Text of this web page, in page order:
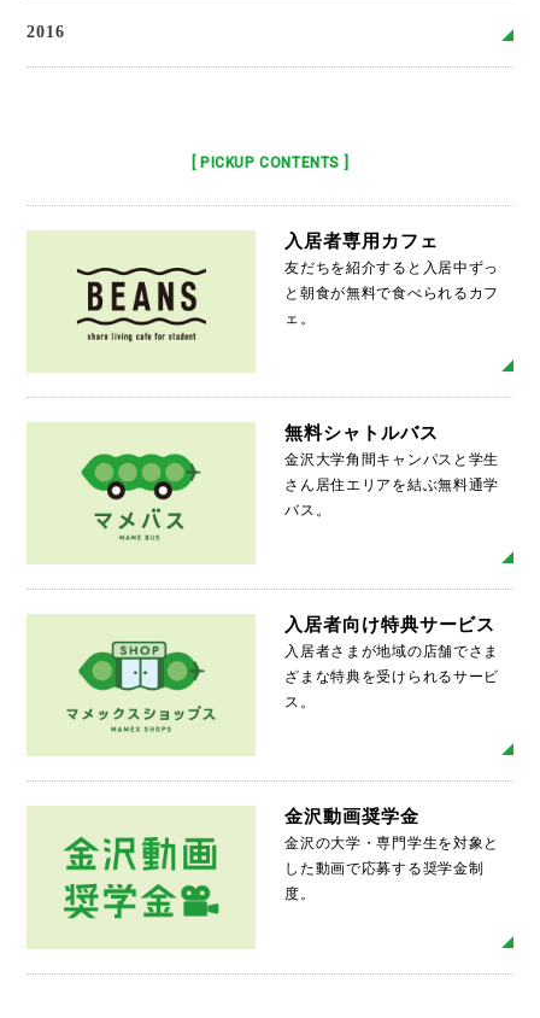
2016
[ PICKUP CONTENTS ]
入居者専用カフェ
友だちを紹介すると入居中ずっ
と朝食が無料で食べられるカフ
ェ。
無料シャトルバス
金沢大学角間キャンパスと学生
さん居住エリアを結ぶ無料通学
バス。
入居者向け特典サービス
入居者さまが地域の店舗でさま
ざまな特典を受けられるサービ
ス。
金沢動画奨学金
金沢の大学・専門学生を対象と
した動画で応募する奨学金制
度。